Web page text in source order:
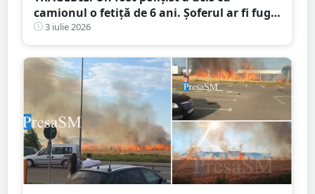
camionul o fetiță de 6 ani. Șoferul ar fi fugit
de la locul accidentului
3 iulie 2026